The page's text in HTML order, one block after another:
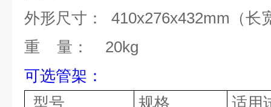
外形尺寸：
410x276x432mm （长
重
量：
20kg
可选管架：
型号
规格
适用